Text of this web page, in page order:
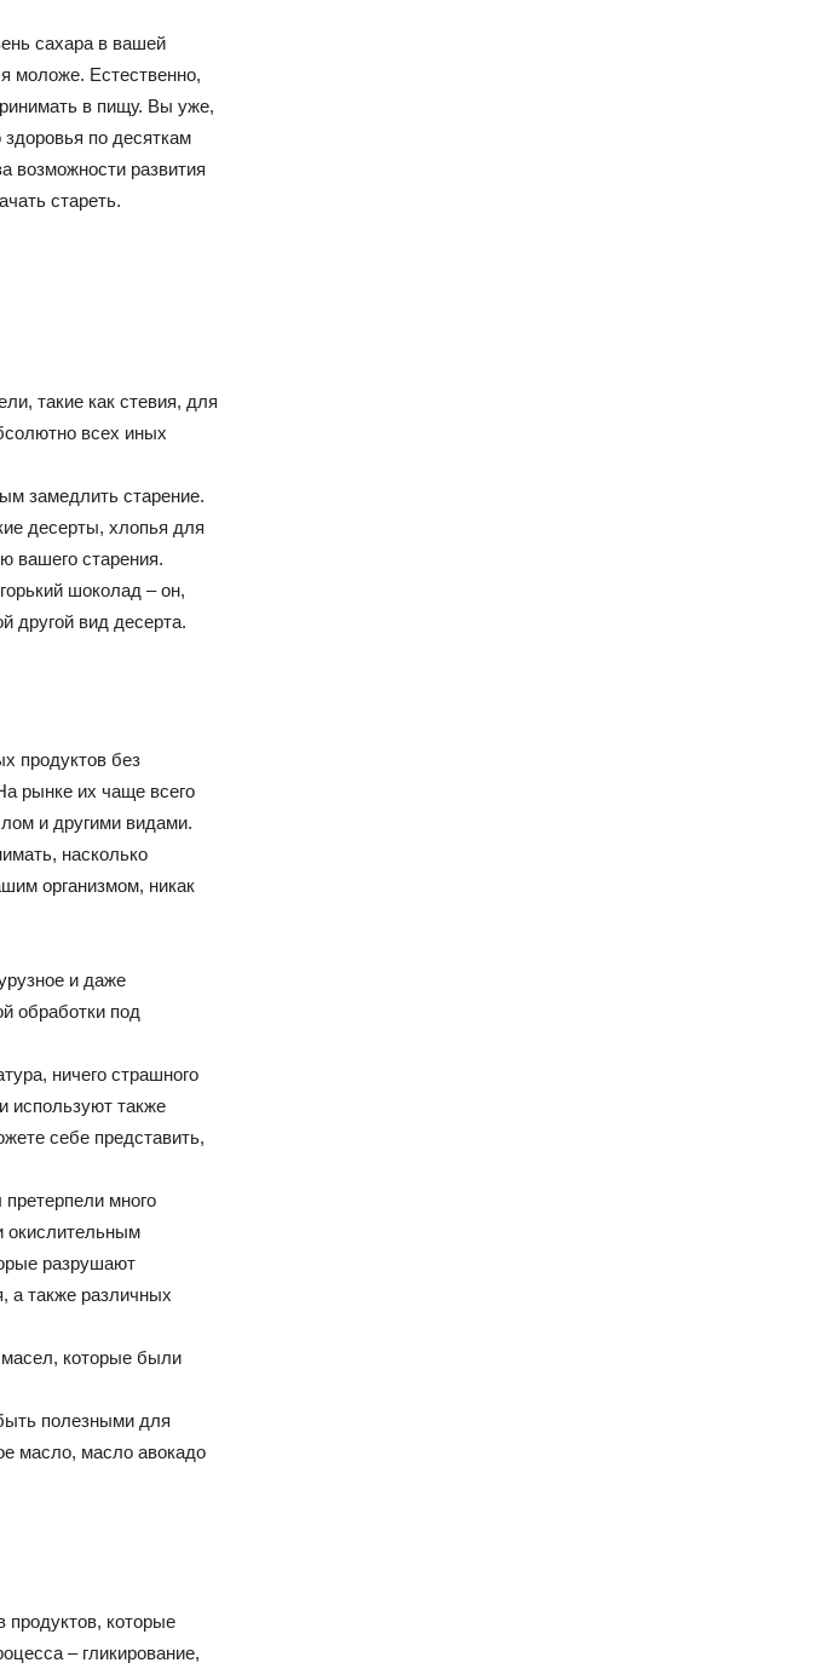
сахара в вашей
моложе. Естественно,
в пищу. Вы уже,
по десяткам
возможности развития
стареть.
такие как стевия, для
всех иных
замедлить старение.
десерты, хлопья для
вашего старения.
шоколад – он,
другой вид десерта.
продуктов без
рынке их чаще всего
и другими видами.
насколько
организмом, никак
и даже
обработки под
ничего страшного
используют также
себе представить,
много
окислительным
разрушают
а также различных
масел, которые были
полезными для
масло, масло авокадо
продуктов, которые
– гликирование,